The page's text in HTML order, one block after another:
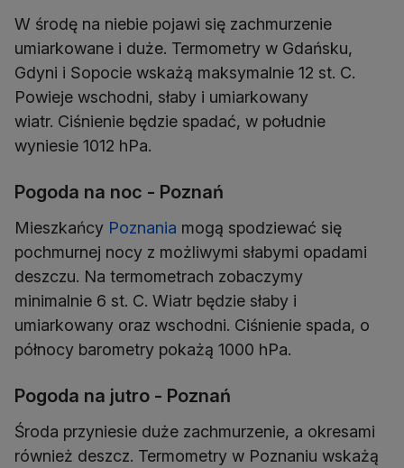
W środę na niebie pojawi się zachmurzenie
umiarkowane i duże. Termometry w Gdańsku,
Gdyni i Sopocie wskażą maksymalnie 12 st. C.
Powieje wschodni, słaby i umiarkowany
wiatr. Ciśnienie będzie spadać, w południe
wyniesie 1012 hPa.
Pogoda na noc - Poznań
Mieszkańcy Poznania mogą spodziewać się
pochmurnej nocy z możliwymi słabymi opadami
deszczu. Na termometrach zobaczymy
minimalnie 6 st. C. Wiatr będzie słaby i
umiarkowany oraz wschodni. Ciśnienie spada, o
północy barometry pokażą 1000 hPa.
Pogoda na jutro - Poznań
Środa przyniesie duże zachmurzenie, a okresami
również deszcz. Termometry w Poznaniu wskażą